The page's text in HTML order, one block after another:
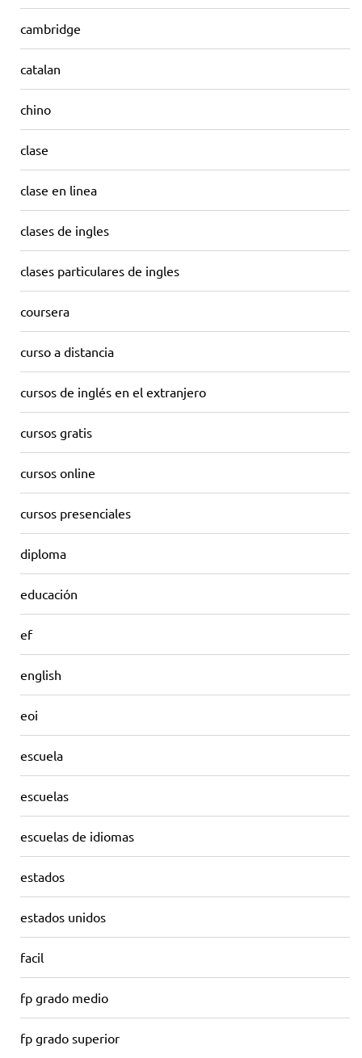
cambridge
catalan
chino
clase
clase en linea
clases de ingles
clases particulares de ingles
coursera
curso a distancia
cursos de inglés en el extranjero
cursos gratis
cursos online
cursos presenciales
diploma
educación
ef
english
eoi
escuela
escuelas
escuelas de idiomas
estados
estados unidos
facil
fp grado medio
fp grado superior